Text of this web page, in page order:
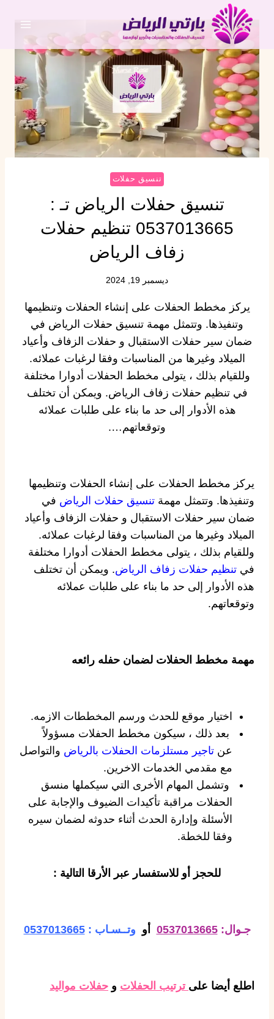
تنسيق حفلات
تنسيق حفلات الرياض تـ :
0537013665 تنظيم حفلات
زفاف الرياض
ديسمبر 19, 2024
يركز مخطط الحفلات على إنشاء الحفلات وتنظيمها
وتنفيذها. وتتمثل مهمة تنسيق حفلات الرياض في
ضمان سير حفلات الاستقبال و حفلات الزفاف وأعياد
الميلاد وغيرها من المناسبات وفقا لرغبات عملائه.
وللقيام بذلك ، يتولى مخطط الحفلات أدوارا مختلفة
في تنظيم حفلات زفاف الرياض. ويمكن أن تختلف
هذه الأدوار إلى حد ما بناء على طلبات عملائه
وتوقعاتهم….
يركز مخطط الحفلات على إنشاء الحفلات وتنظيمها
وتنفيذها. وتتمثل مهمة تنسيق حفلات الرياض في
ضمان سير حفلات الاستقبال و حفلات الزفاف وأعياد
الميلاد وغيرها من المناسبات وفقا لرغبات عملائه.
وللقيام بذلك ، يتولى مخطط الحفلات أدوارا مختلفة
في تنظيم حفلات زفاف الرياض. ويمكن أن تختلف
هذه الأدوار إلى حد ما بناء على طلبات عملائه
وتوقعاتهم.
مهمة مخطط الحفلات لضمان حفله رائعه
اختيار موقع للحدث ورسم المخططات الازمه.
بعد ذلك ، سيكون مخطط الحفلات مسؤولاً
عن تاجير مستلزمات الحفلات بالرياض والتواصل
مع مقدمي الخدمات الاخرين.
وتشمل المهام الأخرى التي سيكملها منسق
الحفلات مراقبة تأكيدات الضيوف والإجابة على
الأسئلة وإدارة الحدث أثناء حدوثه لضمان سيره
وفقا للخطة.
للحجز أو للاستفسار عبر الأرقا التالية :
جـوال:0537013665 أو وتــسـاب :0537013665
اطلع أيضا على ترتيب الحفلات و حفلات مواليد